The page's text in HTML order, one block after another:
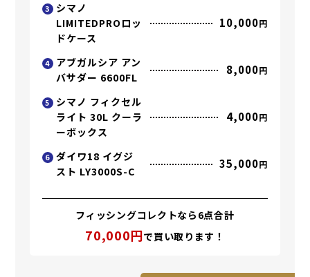
3
シマノ
LIMITEDPROロッ
ドケース
10,000円
4
アブガルシア アン
バサダー 6600FL
8,000円
5
シマノ フィクセル
ライト 30L クーラ
ーボックス
4,000円
6 ダイワ18 イグジ
スト LY3000S-C
35,000円
フィッシングコレクトなら6点合計
70,000円で買い取ります！